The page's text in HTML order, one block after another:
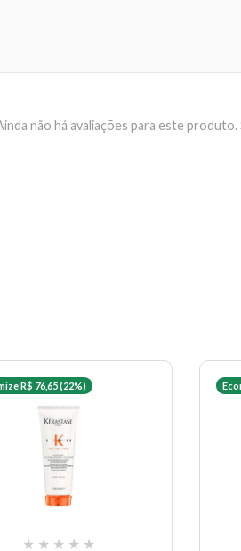
não há avaliações para este produto.
R$ 76,65 (22%)
★ ★ ★ ★ ★